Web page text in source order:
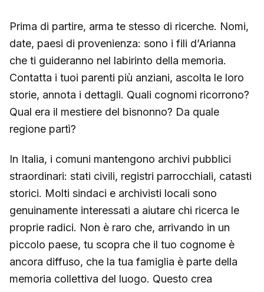
Prima di partire, arma te stesso di ricerche. Nomi,
date, paesi di provenienza: sono i fili d’Arianna
che ti guideranno nel labirinto della memoria.
Contatta i tuoi parenti più anziani, ascolta le loro
storie, annota i dettagli. Quali cognomi ricorrono?
Qual era il mestiere del bisnonno? Da quale
regione partì?
In Italia, i comuni mantengono archivi pubblici
straordinari: stati civili, registri parrocchiali, catasti
storici. Molti sindaci e archivisti locali sono
genuinamente interessati a aiutare chi ricerca le
proprie radici. Non è raro che, arrivando in un
piccolo paese, tu scopra che il tuo cognome è
ancora diffuso, che la tua famiglia è parte della
memoria collettiva del luogo. Questo crea